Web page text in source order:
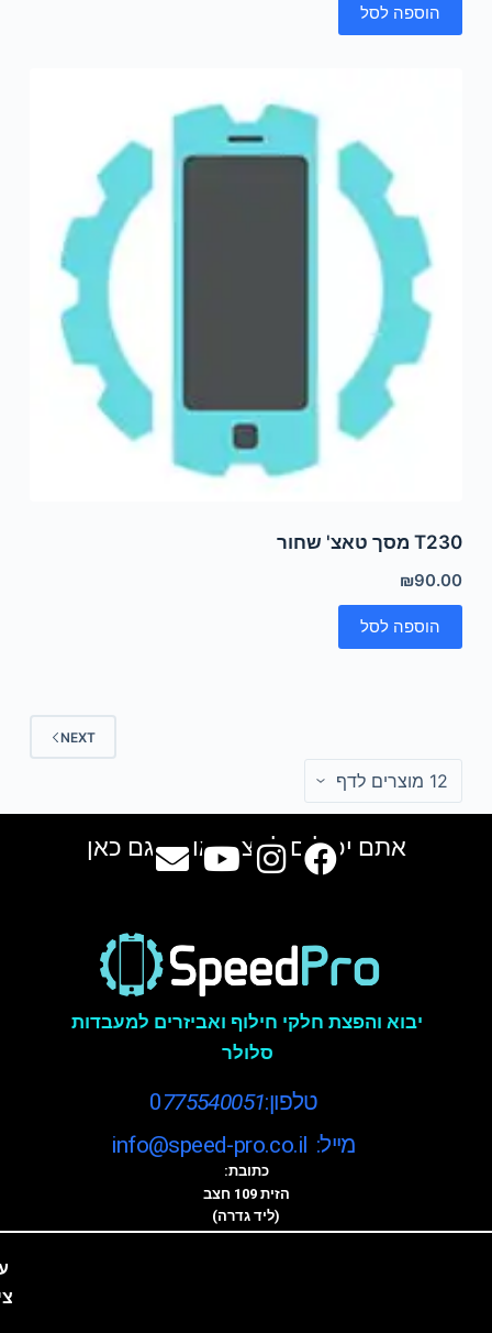
הוספה לסל
T230 מסך טאצ' שחור
₪90.00
הוספה לסל
NEXT
אתם יכולים למצוא אותנו גם כאן
יבוא והפצת חלקי חילוף ואביזרים למעבדות
סלולר
טלפון:0775540051
מייל: info@speed-pro.co.il
כתובת:
הזית 109 חצב
(ליד גדרה)